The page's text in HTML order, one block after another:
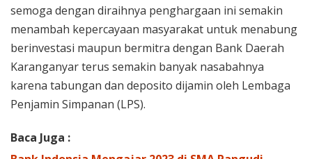
semoga dengan diraihnya penghargaan ini semakin
menambah kepercayaan masyarakat untuk menabung
berinvestasi maupun bermitra dengan Bank Daerah
Karanganyar terus semakin banyak nasabahnya
karena tabungan dan deposito dijamin oleh Lembaga
Penjamin Simpanan (LPS).
Baca Juga :